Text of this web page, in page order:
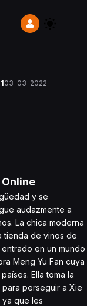
03-03-2022
Online
y se
audazmente a
La chica moderna
tienda de vinos de
en un mundo
Meng Yu Fan cuya
Ella toma la
perseguir a Xie
ya que les